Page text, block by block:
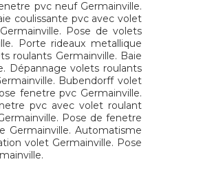
pvc neuf Germainville.
coulissante pvc avec volet
Pose de volets
Porte rideaux metallique
roulants Germainville. Baie
Dépannage volets roulants
Bubendorff volet
fenetre pvc Germainville.
pvc avec volet roulant
Pose de fenetre
Germainville. Automatisme
volet Germainville. Pose